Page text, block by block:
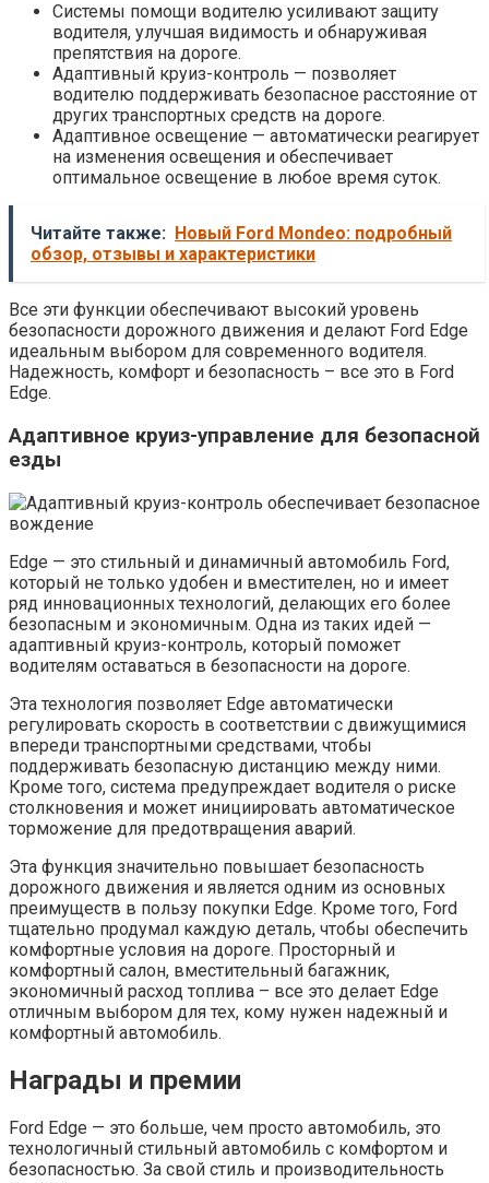
Системы помощи водителю усиливают защиту
водителя, улучшая видимость и обнаруживая
препятствия на дороге.
Адаптивный круиз-контроль — позволяет
водителю поддерживать безопасное расстояние от
других транспортных средств на дороге.
Адаптивное освещение — автоматически реагирует
на изменения освещения и обеспечивает
оптимальное освещение в любое время суток.
Читайте также: Новый Ford Mondeo: подробный
обзор, отзывы и характеристики
Все эти функции обеспечивают высокий уровень
безопасности дорожного движения и делают Ford Edge
идеальным выбором для современного водителя.
Надежность, комфорт и безопасность – все это в Ford
Edge.
Адаптивное круиз-управление для безопасной
езды
Edge — это стильный и динамичный автомобиль Ford,
который не только удобен и вместителен, но и имеет
ряд инновационных технологий, делающих его более
безопасным и экономичным. Одна из таких идей —
адаптивный круиз-контроль, который поможет
водителям оставаться в безопасности на дороге.
Эта технология позволяет Edge автоматически
регулировать скорость в соответствии с движущимися
впереди транспортными средствами, чтобы
поддерживать безопасную дистанцию ​​между ними.
Кроме того, система предупреждает водителя о риске
столкновения и может инициировать автоматическое
торможение для предотвращения аварий.
Эта функция значительно повышает безопасность
дорожного движения и является одним из основных
преимуществ в пользу покупки Edge. Кроме того, Ford
тщательно продумал каждую деталь, чтобы обеспечить
комфортные условия на дороге. Просторный и
комфортный салон, вместительный багажник,
экономичный расход топлива – все это делает Edge
отличным выбором для тех, кому нужен надежный и
комфортный автомобиль.
Награды и премии
Ford Edge — это больше, чем просто автомобиль, это
технологичный стильный автомобиль с комфортом и
безопасностью. За свой стиль и производительность